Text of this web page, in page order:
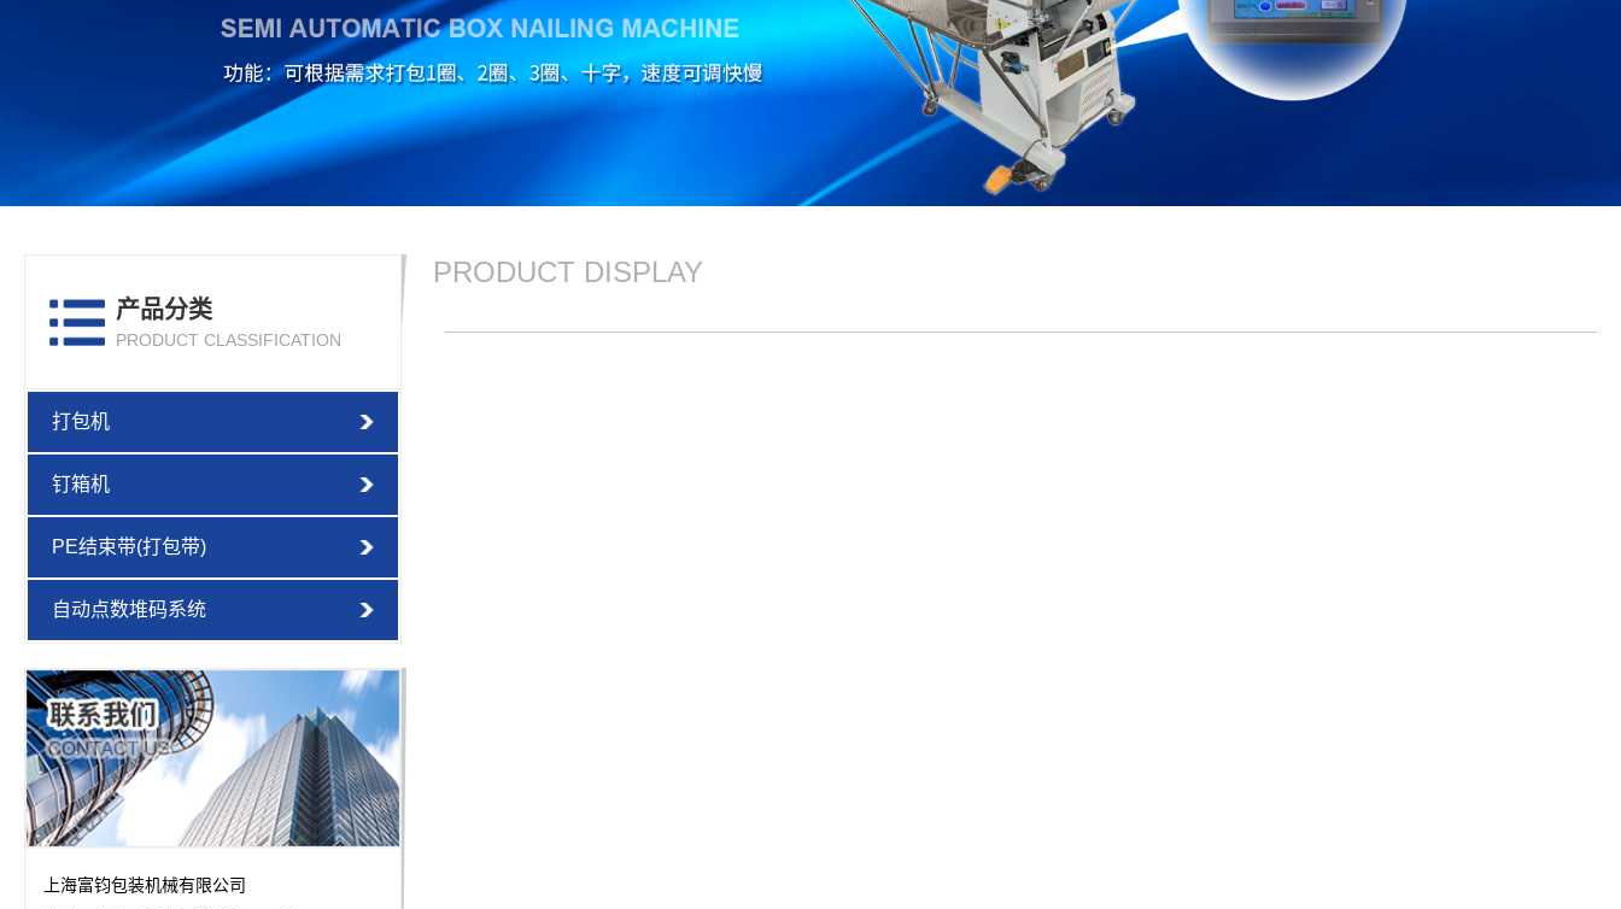
产品分类
PRODUCT CLASSIFICATION
打包机
钉箱机
PE结束带(打包带)
自动点数堆码系统
上海富钧包装机械有限公司
PRODUCT DISPLAY